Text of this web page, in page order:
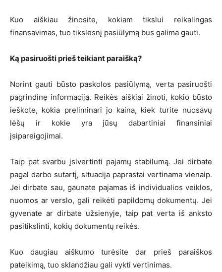
Kuo aiškiau žinosite, kokiam tikslui reikalingas
finansavimas, tuo tikslesnį pasiūlymą bus galima gauti.
Ką pasiruošti prieš teikiant paraišką?
Norint gauti būsto paskolos pasiūlymą, verta pasiruošti
pagrindinę informaciją. Reikės aiškiai žinoti, kokio būsto
ieškote, kokia preliminari jo kaina, kiek turite nuosavų
lėšų ir kokie yra jūsų dabartiniai finansiniai
įsipareigojimai.
Taip pat svarbu įsivertinti pajamų stabilumą. Jei dirbate
pagal darbo sutartį, situacija paprastai vertinama vienaip.
Jei dirbate sau, gaunate pajamas iš individualios veiklos,
nuomos ar verslo, gali reikėti papildomų dokumentų. Jei
gyvenate ar dirbate užsienyje, taip pat verta iš anksto
pasitikslinti, kokių dokumentų reikės.
Kuo daugiau aiškumo turėsite dar prieš paraiškos
pateikimą, tuo sklandžiau gali vykti vertinimas.